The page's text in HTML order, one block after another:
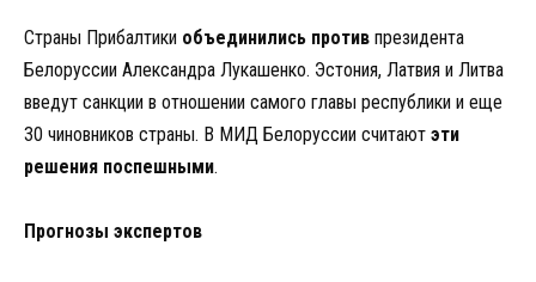
Страны Прибалтики объединились против президента
Белоруссии Александра Лукашенко. Эстония, Латвия и Литва
введут санкции в отношении самого главы республики и еще
30 чиновников страны. В МИД Белоруссии считают эти
решения поспешными.
Прогнозы экспертов